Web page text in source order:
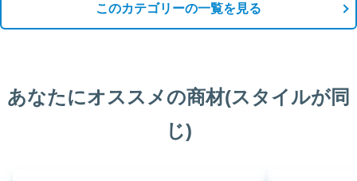
このカテゴリーの一覧を見る
あなたにオススメの商材(スタイルが同
じ)